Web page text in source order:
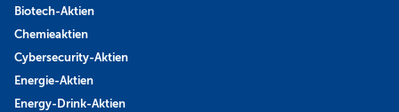
Biotech-Aktien
Chemieaktien
Cybersecurity-Aktien
Energie-Aktien
Energy-Drink-Aktien